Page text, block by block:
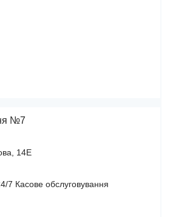
№7
14Е
7 Касове обслуговування